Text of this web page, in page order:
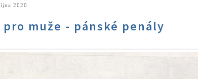
2020
pro muže - pánské penály